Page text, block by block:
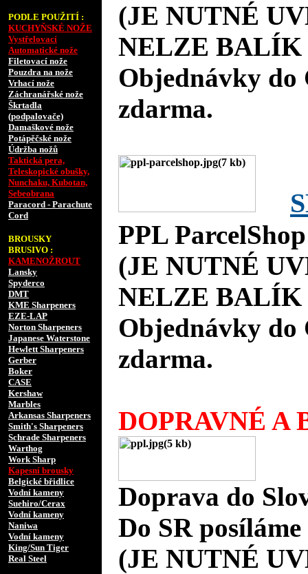
PODLE POUŽITÍ :
KUCHYŇSKÉ NOŽE
Vystřelovací
Automatické nože
Filetovací nože
Pouzdra na nože
Vrhací nože
Záchranářské nože
Škrtadla
(podpalovače)
Damaškové nože
Potápěčské nože
Údržba nožů
Taktická pera,
Teleskopické obušky,
Nunchaku, Kubotan,
Sebeobrana
Paracord - Parachute
Cord
BROUSKY
BRUSIVO :
KAMENOŽROUT
Lansky
Spyderco
DMT
KME Sharpeners
EZE-LAP
Norton Sharpeners
Japanese Waterstone
Hewlett Sharpeners
Gerber
Boker
CASE
Kershaw
Marbles
Arkansas Sharpeners
Smith's Sharpeners
Schrade Sharpeners
Warthog
Work Sharp
Kapesní brousky
Belgické břidlice
Vodní kameny
Suehiro/Cerax
Vodní kameny
Naniwa
Vodní kameny
King/Sun Tiger
Real Steel
(JE NUTNÉ
NELZE BALÍK
Objednávky do
zdarma.
PPL
(JE NUTNÉ
NELZE BALÍK
Objednávky do
zdarma.
DOPRAVNÉ A
Doprava do
Do SR
(JE NUTNÉ